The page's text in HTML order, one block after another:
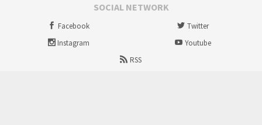
SOCIAL NETWORK
Facebook
Twitter
Instagram
Youtube
RSS